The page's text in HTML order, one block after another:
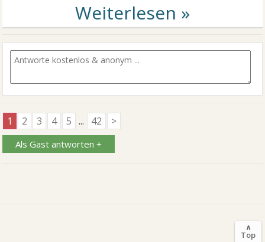
1 2 3 4 5 ... 42 >
Als Gast antworten +
∧
Top